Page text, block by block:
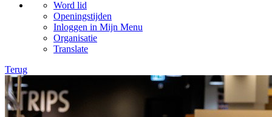
Word lid
Openingstijden
Inloggen in Mijn Menu
Organisatie
Translate
Terug